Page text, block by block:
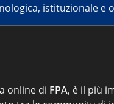
istituzionale e
online di FPA, è il più